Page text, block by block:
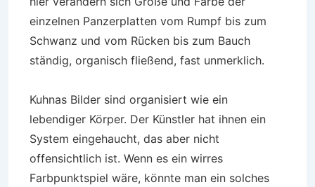
einzelnen Panzerplatten vom Rumpf bis zum
Schwanz und vom Rücken bis zum Bauch
ständig, organisch fließend, fast unmerklich.
Kuhnas Bilder sind organisiert wie ein
lebendiger Körper. Der Künstler hat ihnen ein
System eingehaucht, das aber nicht
offensichtlich ist. Wenn es ein wirres
Farbpunktspiel wäre, könnte man ein solches